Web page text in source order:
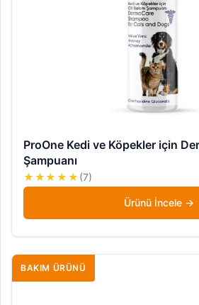
ProOne Kedi ve Köpekler için
Şampuanı
★★★★★ (7)
Ürünü İncele
BAKIM ÜRÜNÜ